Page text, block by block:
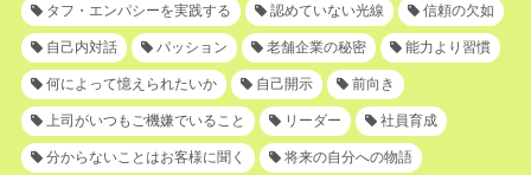
タフ・エンパシーを実践する 認めていない光線 信頼の欠如
自己内対話 パッション 老舗企業の秘密 能力より習慣
何によって憶えられたいか 自己開示 前向き
上司がいつもご機嫌でいること リーダー 社員育成
分からないことはお客様に聞く 将来の自分への物語